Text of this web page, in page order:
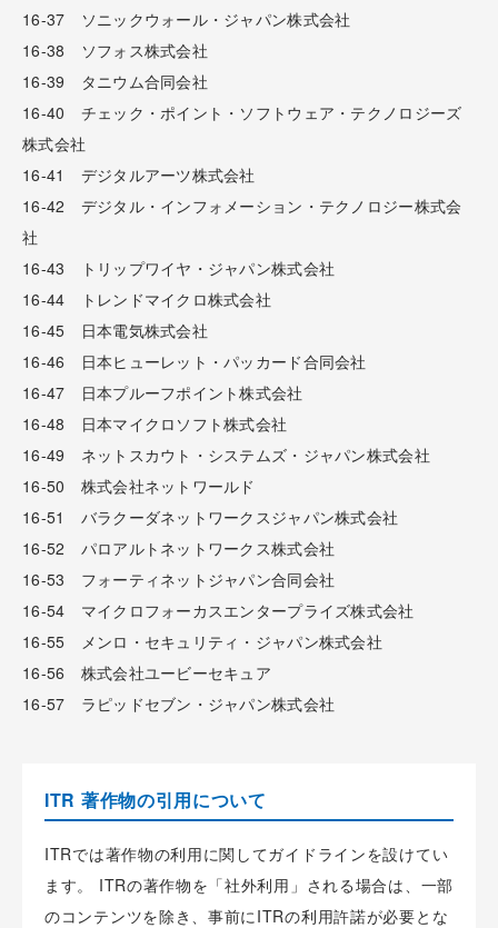
16-37 ソニックウォール・ジャパン株式会社
16-38 ソフォス株式会社
16-39 タニウム合同会社
16-40 チェック・ポイント・ソフトウェア・テクノロジーズ
株式会社
16-41 デジタルアーツ株式会社
16-42 デジタル・インフォメーション・テクノロジー株式会
社
16-43 トリップワイヤ・ジャパン株式会社
16-44 トレンドマイクロ株式会社
16-45 日本電気株式会社
16-46 日本ヒューレット・パッカード合同会社
16-47 日本プルーフポイント株式会社
16-48 日本マイクロソフト株式会社
16-49 ネットスカウト・システムズ・ジャパン株式会社
16-50 株式会社ネットワールド
16-51 バラクーダネットワークスジャパン株式会社
16-52 パロアルトネットワークス株式会社
16-53 フォーティネットジャパン合同会社
16-54 マイクロフォーカスエンタープライズ株式会社
16-55 メンロ・セキュリティ・ジャパン株式会社
16-56 株式会社ユービーセキュア
16-57 ラピッドセブン・ジャパン株式会社
ITR 著作物の引用について
ITRでは著作物の利用に関してガイドラインを設けてい
ます。 ITRの著作物を「社外利用」される場合は、一部
のコンテンツを除き、事前にITRの利用許諾が必要とな